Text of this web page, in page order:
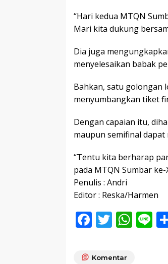
“Hari kedua MTQN
Mari kita dukung
Dia juga
menyelesaikan babak
Bahkan, satu golongan
menyumbangkan tiket
Dengan capaian itu,
maupun semifinal
“Tentu kita berharap
pada MTQN Sumbar
Penulis : Andri
Editor : Reska/Harmen
F
e
T
itt
W Li
Komentar